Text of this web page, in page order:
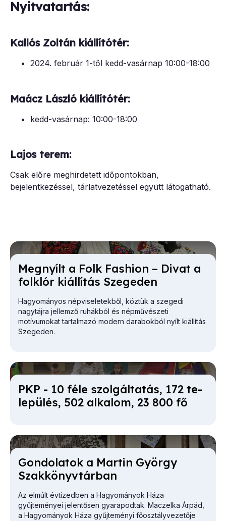
Nyitvatartás:
Kallós Zoltán kiállítótér:
2024. február 1-től kedd-vasárnap 10:00-18:00
Maácz László kiállítótér:
kedd-vasárnap: 10:00-18:00
Lajos terem:
Csak előre meghirdetett időpontokban,
bejelentkezéssel, tárlatvezetéssel együtt látogatható.
Meg­nyílt a Folk Fashi­on – Di­vat a
folk­lór ki­ál­lí­tás Sze­ge­den
Hagyományos népviseletekből, köztük a szegedi
nagytájra jellemző ruhákból és népművészeti
motívumokat tartalmazó modern darabokból nyílt kiállítás
Szegeden.
PKP - 10 fé­le szol­gál­ta­tás, 172 te­
le­pü­lés, 502 al­ka­lom, 23 800 fő
Gon­do­la­tok a Mar­tin György
Szak­könyv­tár­ban
Az elmúlt évtizedben a Hagyományok Háza
gyűjteményei jelentősen gyarapodtak. Maczelka Árpád,
a Hagyományok Háza gyűjteményi főosztályvezetője